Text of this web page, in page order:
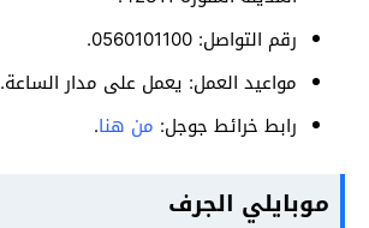
رقم التواصل: 0560101100.
مواعيد العمل: يعمل على مدار الساعة.
رابط خرائط جوجل: من هنا.
موبايلي الجرف